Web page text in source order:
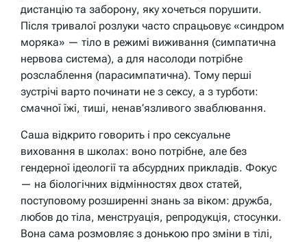
дистанцію та заборону, яку хочеться порушити.
Після тривалої розлуки часто спрацьовує «синдром
моряка» — тіло в режимі виживання (симпатична
нервова система), а для насолоди потрібне
розслаблення (парасимпатична). Тому перші
зустрічі варто починати не з сексу, а з турботи:
смачної їжі, тиші, ненав’язливого зваблювання.
Саша відкрито говорить і про сексуальне
виховання в школах: воно потрібне, але без
гендерної ідеології та абсурдних прикладів. Фокус
— на біологічних відмінностях двох статей,
поступовому розширенні знань за віком: дружба,
любов до тіла, менструація, репродукція, стосунки.
Вона сама розмовляє з донькою про зміни в тілі,